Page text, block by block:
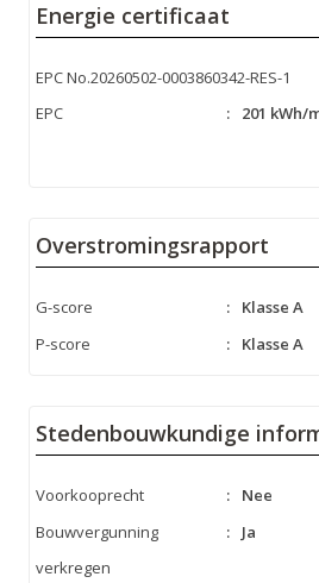
Energie certificaat
EPC No.20260502-0003860342-RES-1
EPC
: 201 kWh/
Overstromingsrapport
G-score :
Klasse A
P-score
: Klasse A
Stedenbouwkundige
Voorkooprecht :
Nee
Bouwvergunning
verkregen
: Ja